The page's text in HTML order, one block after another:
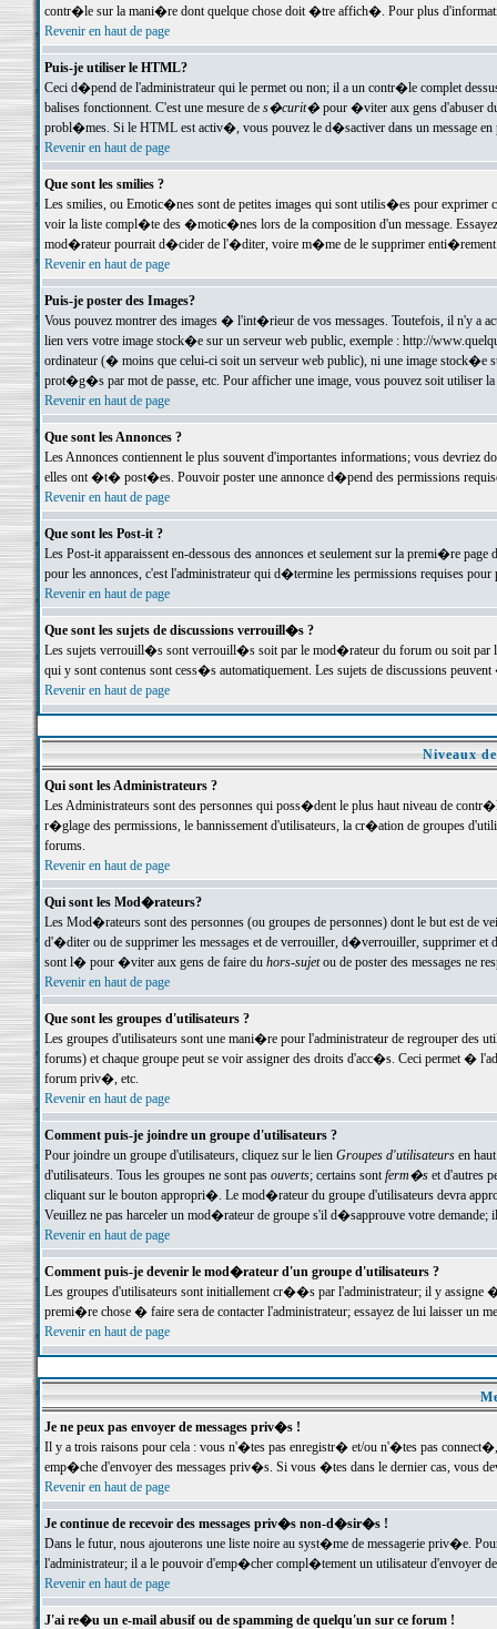
contr�le sur la mani�re dont quelque chose doit �tre affich�. Pour plus
Revenir en haut de page
Puis-je utiliser le HTML?
Ceci d�pend de l'administrateur qui le permet ou non; il a un contr�le complet
balises fonctionnent. C'est une mesure de s�curit�pour �viter aux gens d'abuser
probl�mes. Si le HTML est activ�, vous pouvez le d�sactiver dans un message en
Revenir en haut de page
Que sont les smilies ?
Les smilies, ou Emotic�nes sont de petites images qui sont utilis�es pour exprimer
voir la liste compl�te des �motic�nes lors de la composition d'un message.
mod�rateur pourrait d�cider de l'�diter, voire m�me de le supprimer
Revenir en haut de page
Puis-je poster des Images?
Vous pouvez montrer des images � l'int�rieur de vos messages. Toutefois, il n'y a
lien vers votre image stock�e sur un serveur web public, exemple : http://
ordinateur (� moins que celui-ci soit un serveur web public), ni une image stock�e
prot�g�s par mot de passe, etc. Pour afficher une image, vous pouvez soit
Revenir en haut de page
Que sont les Annonces ?
Les Annonces contiennent le plus souvent d'importantes informations; vous devriez
elles ont �t� post�es. Pouvoir poster une annonce d�pend des permissions
Revenir en haut de page
Que sont les Post-it ?
Les Post-it apparaissent en-dessous des annonces et seulement sur la premi�re
pour les annonces, c'est l'administrateur qui d�termine les permissions requises pour
Revenir en haut de page
Que sont les sujets de discussions verrouill�s ?
Les sujets verrouill�s sont verrouill�s soit par le mod�rateur du forum ou soit par
qui y sont contenus sont cess�s automatiquement. Les sujets de discussions
Revenir en haut de page
Niveaux
Qui sont les Administrateurs ?
Les Administrateurs sont des personnes qui poss�dent le plus haut niveau de
r�glage des permissions, le bannissement d'utilisateurs, la cr�ation de groupes
forums.
Revenir en haut de page
Qui sont les Mod�rateurs?
Les Mod�rateurs sont des personnes (ou groupes de personnes) dont le but est de
d'�diter ou de supprimer les messages et de verrouiller, d�verrouiller, supprimer
sont l� pour �viter aux gens de faire du hors-sujetou de poster des messages ne
Revenir en haut de page
Que sont les groupes d'utilisateurs ?
Les groupes d'utilisateurs sont une mani�re pour l'administrateur de regrouper des
forums) et chaque groupe peut se voir assigner des droits d'acc�s. Ceci permet
forum priv�, etc.
Revenir en haut de page
Comment puis-je joindre un groupe d'utilisateurs ?
Pour joindre un groupe d'utilisateurs, cliquez sur le lien Groupes d'utilisateursen haut
d'utilisateurs. Tous les groupes ne sont pas ouverts; certains sontferm�set d'autres
cliquant sur le bouton appropri�. Le mod�rateur du groupe d'utilisateurs devra
Veuillez ne pas harceler un mod�rateur de groupe s'il d�sapprouve votre demande;
Revenir en haut de page
Comment puis-je devenir le mod�rateur d'un groupe d'utilisateurs ?
Les groupes d'utilisateurs sont initiallement cr��s par l'administrateur; il y
premi�re chose � faire sera de contacter l'administrateur; essayez de lui laisser un
Revenir en haut de page
Je ne peux pas envoyer de messages priv�s !
Il y a trois raisons pour cela : vous n'�tes pas enregistr� et/ou n'�tes pas
emp�che d'envoyer des messages priv�s. Si vous �tes dans le dernier cas, vous
Revenir en haut de page
Je continue de recevoir des messages priv�s non-d�sir�s !
Dans le futur, nous ajouterons une liste noire au syst�me de messagerie priv�e.
l'administrateur; il a le pouvoir d'emp�cher compl�tement un utilisateur d'envoyer
Revenir en haut de page
J'ai re�u un e-mail abusif ou de spamming de quelqu'un sur ce forum !